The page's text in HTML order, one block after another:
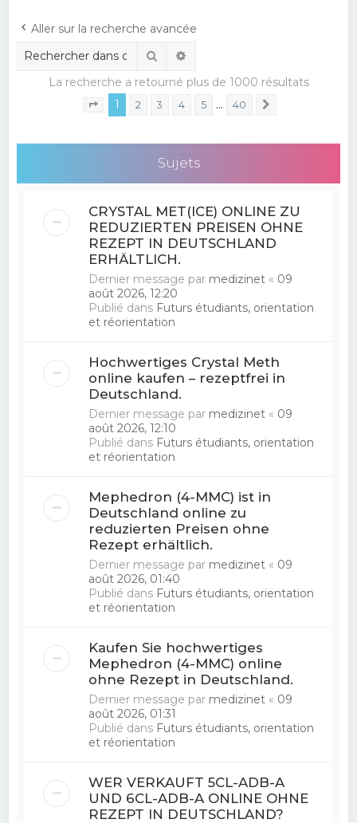
Aller sur la recherche avancée
Rechercher
La recherche a retourné plus de 1000 résultats
Page sur 40
1 2 3 4 5 … 40
Sujets
CRYSTAL MET(ICE) ONLINE ZU
REDUZIERTEN PREISEN OHNE
REZEPT IN DEUTSCHLAND
ERHÄLTLICH.
Dernier message par medizinet « 09
août 2026, 12:20
Publié dans Futurs étudiants, orientation
et réorientation
Hochwertiges Crystal Meth
online kaufen – rezeptfrei in
Deutschland.
Dernier message par medizinet « 09
août 2026, 12:10
Publié dans Futurs étudiants, orientation
et réorientation
Mephedron (4-MMC) ist in
Deutschland online zu
reduzierten Preisen ohne
Rezept erhältlich.
Dernier message par medizinet « 09
août 2026, 01:40
Publié dans Futurs étudiants, orientation
et réorientation
Kaufen Sie hochwertiges
Mephedron (4-MMC) online
ohne Rezept in Deutschland.
Dernier message par medizinet « 09
août 2026, 01:31
Publié dans Futurs étudiants, orientation
et réorientation
WER VERKAUFT 5CL-ADB-A
UND 6CL-ADB-A ONLINE OHNE
REZEPT IN DEUTSCHLAND?